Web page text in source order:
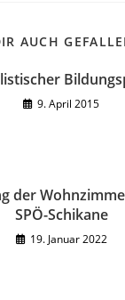
AUCH
9. April 2015
der
SPÖ-Schikane
19. Januar 2022